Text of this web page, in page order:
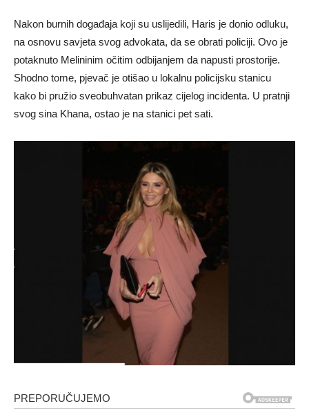
Nakon burnih događaja koji su uslijedili, Haris je donio odluku,
na osnovu savjeta svog advokata, da se obrati policiji. Ovo je
potaknuto Melininim očitim odbijanjem da napusti prostorije.
Shodno tome, pjevač je otišao u lokalnu policijsku stanicu
kako bi pružio sveobuhvatan prikaz cijelog incidenta. U pratnji
svog sina Khana, ostao je na stanici pet sati.